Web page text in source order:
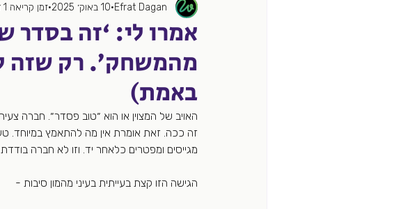
האישה הטובה פוליטיקה ארגונית
עמק הסיליקון פודקאסט עבודה מרחוק
מקורות גיוס מונחה נתונים
אמרו לי: ‘זה בסדר
מהמשחק’. רק שזה
באמת)
Efrat Dagan 10 באוק׳ 2025 זמן קריאה 1 דקות
האויב של המצוין או הוא ״טוב פסדר״. חברה
זה ככה. זאת אומרת אין מה להתאמץ במיוחד.
מגייסים ומפטרים כלאחר יד. וזו לא חברה
הגישה הזו קצת בעייתית בעיני מהמון סיבות -